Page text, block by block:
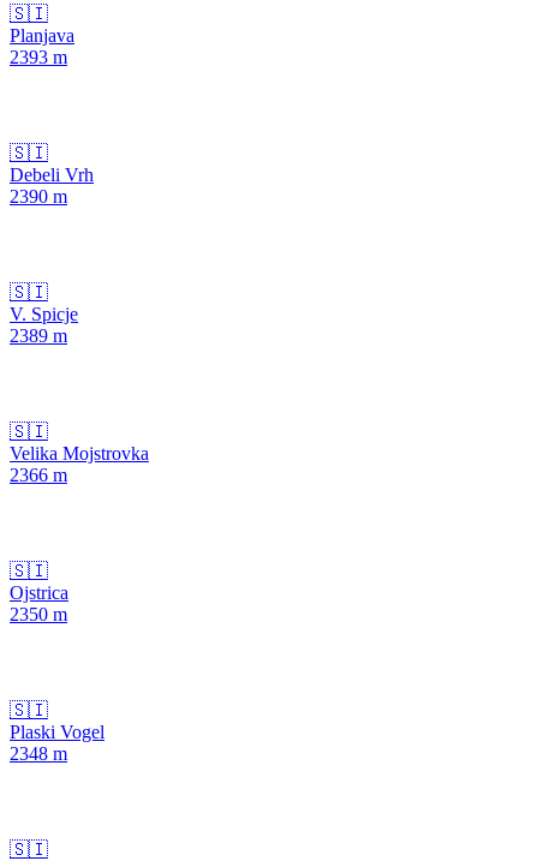
🇸🇮
Planjava
2393 m
🇸🇮
Debeli Vrh
2390 m
🇸🇮
V. Spicje
2389 m
🇸🇮
Velika Mojstrovka
2366 m
🇸🇮
Ojstrica
2350 m
🇸🇮
Plaski Vogel
2348 m
🇸🇮